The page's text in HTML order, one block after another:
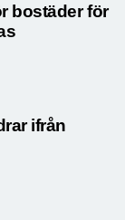
bostäder för
ifrån